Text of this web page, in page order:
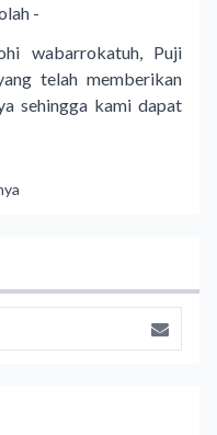
-
wabarrokatuh, Puji
telah memberikan
sehingga kami dapat